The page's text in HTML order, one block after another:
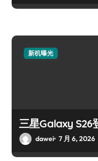
新机曝光
三星Galaxy S26
dawei 7 月 6, 2026